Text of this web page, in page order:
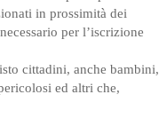
in prossimità dei
per l’iscrizione
cittadini, anche bambini,
ed altri che,